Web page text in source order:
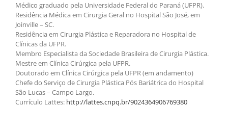
Médico graduado pela Universidade Federal do Paraná (UFPR).
Residência Médica em Cirurgia Geral no Hospital São José, em
Joinville – SC.
Residência em Cirurgia Plástica e Reparadora no Hospital de
Clínicas da UFPR.
Membro Especialista da Sociedade Brasileira de Cirurgia Plástica.
Mestre em Clínica Cirúrgica pela UFPR.
Doutorado em Clínica Cirúrgica pela UFPR (em andamento)
Chefe do Serviço de Cirurgia Plástica Pós Bariátrica do Hospital
São Lucas – Campo Largo.
Currículo Lattes: http://lattes.cnpq.br/9024364906769380